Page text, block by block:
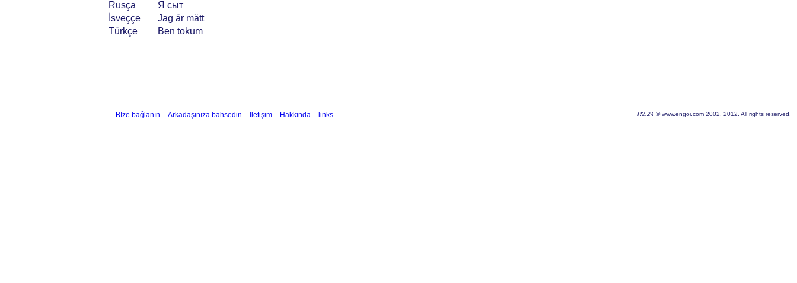
Rusça
Я сыт
İsveççe
Jag är mätt
Türkçe
Ben tokum
Bİze bağlanın Arkadaşınıza bahsedin İletişim Hakkında links R2.24 © www.engoi.com 2002, 2012. All rights reserved.